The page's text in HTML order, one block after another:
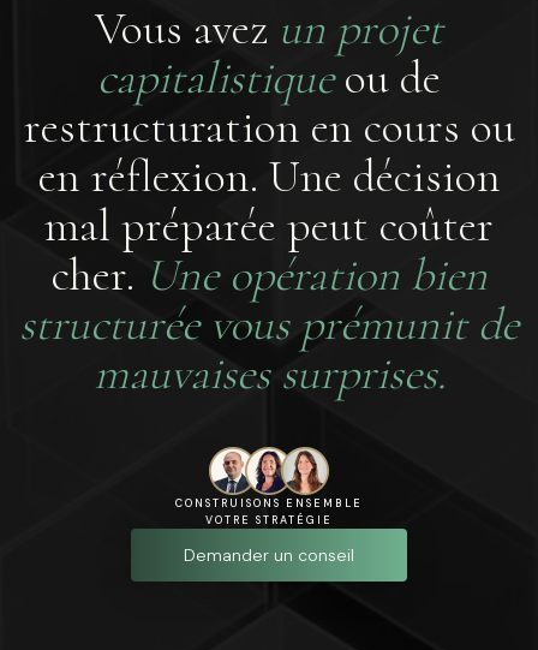
Vous avez un projet
capitalistiqueou de
restructuration en cours ou
en réflexion. Une décision
mal préparée peut coûter
cher. Une opération bien
structurée vous prémunit de
mauvaises surprises.
CONSTRUISONS ENSEMBLE
VOTRE STRATÉGIE
Demander un conseil